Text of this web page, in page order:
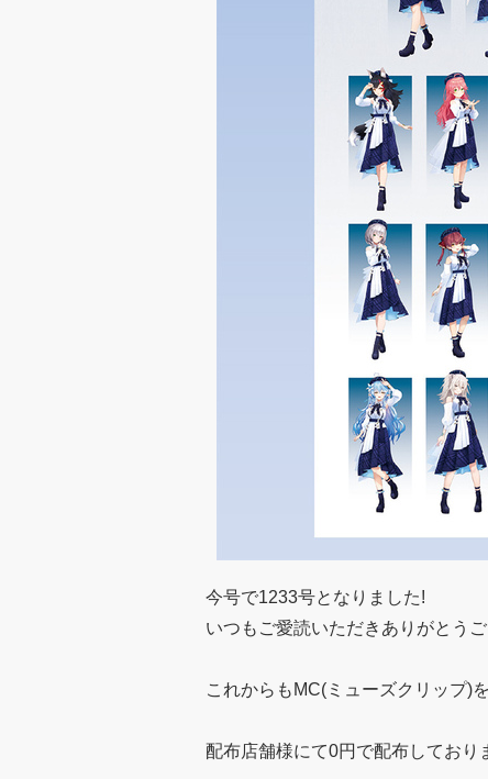
今号で1233号となりました!
いつもご愛読いただきありがとう
これからもMC(ミューズクリップ)
配布店舗様にて0円で配布しており